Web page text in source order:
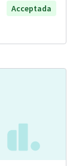
Acceptada